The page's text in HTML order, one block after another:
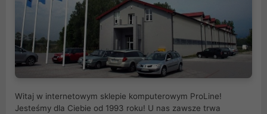
Witaj w internetowym sklepie komputerowym ProLine!
Jesteśmy dla Ciebie od 1993 roku! U nas zawsze trwa